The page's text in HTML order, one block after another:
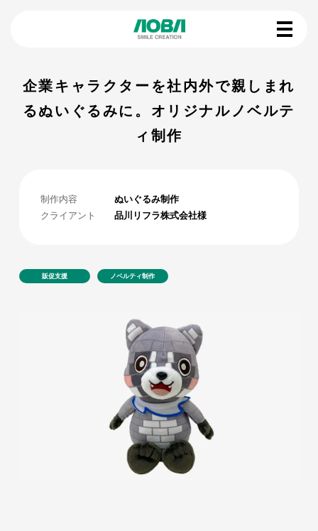
企業キャラクターを社内外で親しまれ
るぬいぐるみに。オリジナルノベルテ
ィ制作
制作内容
ぬいぐるみ制作
クライアント
品川リフラ株式会社様
販促支援 ノベルティ制作